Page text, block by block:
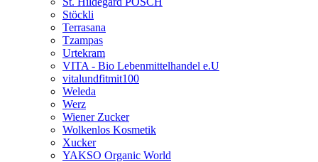
Stöckli
Terrasana
Tzampas
Urtekram
VITA - Bio Lebenmittelhandel e.U
vitalundfitmit100
Weleda
Werz
Wiener Zucker
Wolkenlos Kosmetik
Xucker
YAKSO Organic World